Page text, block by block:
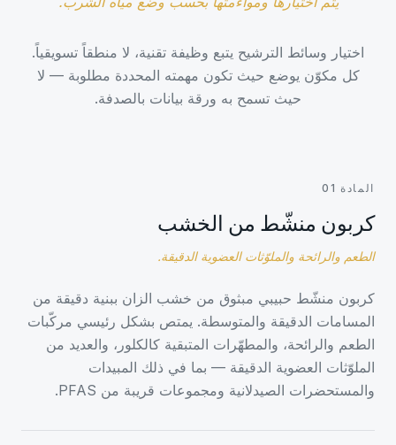
اختيار وسائط الترشيح يتبع وظيفة تقنية، لا منطقاً تسويقياً.
كل مكوّن يوضع حيث تكون مهمته المحددة مطلوبة — لا
حيث تسمح به ورقة بيانات بالصدفة.
المادة 01
كربون منشّط من الخشب
الطعم والرائحة والملوّثات العضوية الدقيقة.
كربون منشّط حبيبي مبثوق من خشب الزان ببنية دقيقة من
المسامات الدقيقة والمتوسطة. يمتص بشكل رئيسي مركّبات
الطعم والرائحة، والمطهّرات المتبقية كالكلور، والعديد من
الملوّثات العضوية الدقيقة — بما في ذلك المبيدات
والمستحضرات الصيدلانية ومجموعات قريبة من PFAS.